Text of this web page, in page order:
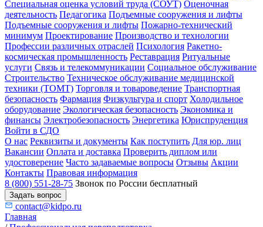
Специальная оценка условий труда (СОУТ) Оценочная
деятельность Педагогика Подъемные сооружения и лифты
Подъемные сооружения и лифты Пожарно-технический
минимум Проектирование Производство и технологии
Профессии различных отраслей Психология Ракетно-
космическая промышленность Реставрация Ритуальные
услуги Связь и телекоммуникации Социальное обслуживание
Строительство Техническое обслуживание медицинской
техники (ТОМТ) Торговля и товароведение Транспортная
безопасность Фармация Физкультура и спорт Холодильное
оборудование Экологическая безопасность Экономика и
финансы Электробезопасность Энергетика Юриспруденция
Войти в СДО
О нас Реквизиты и документы Как поступить Для юр. лиц
Вакансии Оплата и доставка Проверить диплом или
удостоверение Часто задаваемые вопросы Отзывы Акции
Контакты Правовая информация
8 (800) 551-28-75 Звонок по России бесплатный
Задать вопрос
contact@kidpo.ru
Главная